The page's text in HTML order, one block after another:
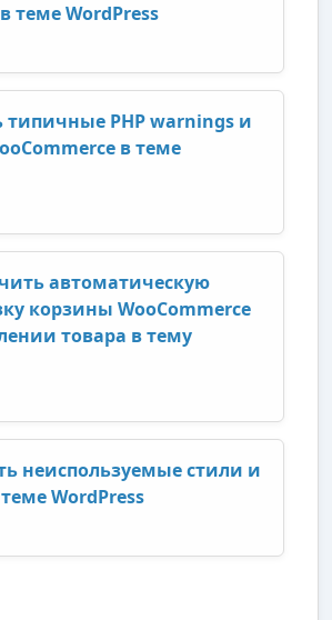
теме WordPress
типичные PHP warnings и
в теме
автоматическую
корзины WooCommerce
товара в тему
неиспользуемые стили и
WordPress